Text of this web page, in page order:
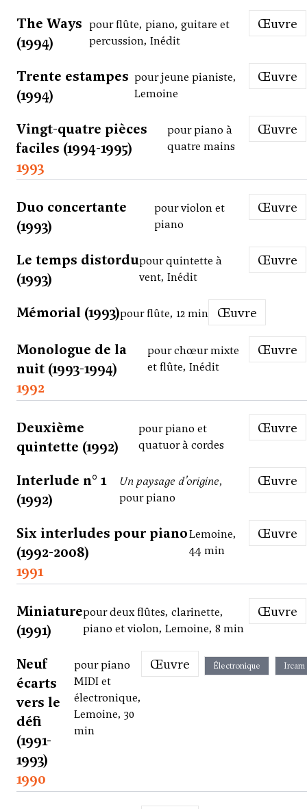
The Ways
(1994)
pour flûte, piano, guitare et
percussion, Inédit
Œuvre
Trente estampes
(1994)
pour jeune pianiste,
Lemoine
Œuvre
Vingt-quatre pièces
faciles (1994-1995)
pour piano à
quatre mains
Œuvre
1993
Duo concertante
(1993)
pour violon et
piano
Œuvre
Le temps distordu
(1993)
pour quintette à
vent, Inédit
Œuvre
Mémorial (1993)pour flûte, 12 min Œuvre
Monologue de la
nuit (1993-1994)
pour chœur mixte
et flûte, Inédit
Œuvre
1992
Deuxième
quintette (1992)
pour piano et
quatuor à cordes
Œuvre
Interlude n° 1
(1992)
Un paysage d’origine,
pour piano
Œuvre
Six interludes pour piano
(1992-2008)
Lemoine,
44 min
Œuvre
1991
Miniature
(1991)
pour deux flûtes, clarinette,
piano et violon, Lemoine, 8 min
Œuvre
Neuf
écarts
vers le
défi
(1991-
1993)
pour piano
MIDI et
électronique,
Lemoine, 30
min
Œuvre Électronique Ircam
1990